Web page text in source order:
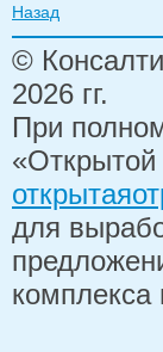
Назад
©
2026 гг.
При
«Открытой
для
комплекса